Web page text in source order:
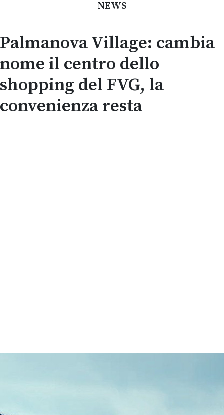
NEWS
Palmanova Village: cambia
nome il centro dello
shopping del FVG, la
convenienza resta